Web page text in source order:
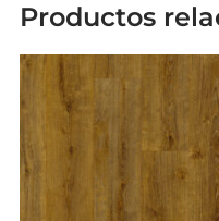
Productos